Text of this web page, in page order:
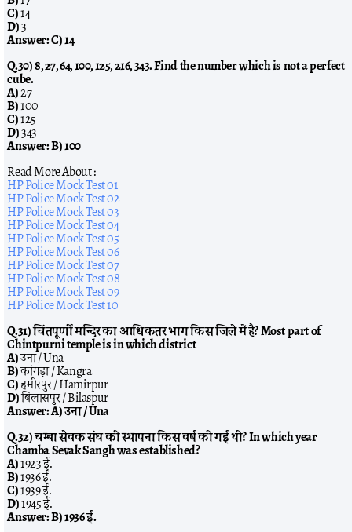
C)14
D)3
Answer:C) 14
Q.30) 8, 27, 64, 100, 125, 216, 343. Find the number which is not a perfect
cube.
A)27
B)100
C)125
D)343
Answer:B) 100
Read More About :
HP Police Mock Test 01
HP Police Mock Test 02
HP Police Mock Test 03
HP Police Mock Test 04
HP Police Mock Test 05
HP Police Mock Test 06
HP Police Mock Test 07
HP Police Mock Test 08
HP Police Mock Test 09
HP Police Mock Test 10
Q.31) चिंतपूर्णी मन्दिर का आधिकतर भाग किस जिले में है? Most part of
Chintpurni temple is in which district
A)उना / Una
B)कांगड़ा / Kangra
C)हमीरपुर / Hamirpur
D)बिलासपुर / Bilaspur
Answer:A) उना / Una
Q.32) चम्बा सेवक संघ की स्थापना किस वर्ष की गई थी? In which year
Chamba Sevak Sangh was established?
A)1923 ई.
B)1936 ई.
C)1939 ई.
D)1945 ई.
Answer:B) 1936 ई.